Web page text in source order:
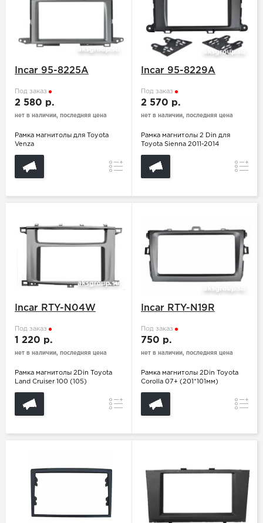
Incar 95-8225A
Под заказ
2 580 р.
нет в наличии, последняя цена
Рамка магнитолы для Toyota
Venza
Сравнение
Incar 95-8229A
Под заказ
2 570 р.
нет в наличии, последняя цена
Рамка магнитолы 2 Din для
Toyota Sienna 2011-2014
Incar RTY-N04W
Под заказ
1 220 р.
нет в наличии, последняя цена
Рамка магнитолы 2Din Toyota
Land Cruiser 100 (105)
Сравнение
Incar RTY-N19R
Под заказ
750 р.
нет в наличии, последняя цена
Рамка магнитолы 2Din Toyota
Corolla 07+ (201*101мм)